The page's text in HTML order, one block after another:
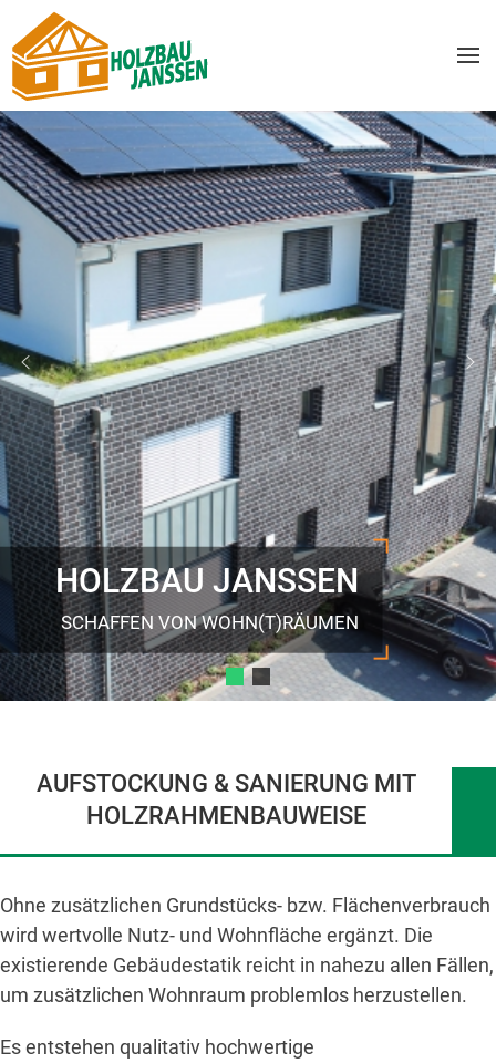
SCHAFFEN VON WOHN(T)RÄUMEN
HOLZBAU JANSSEN
AUFSTOCKUNG & SANIERUNG MIT
HOLZRAHMENBAUWEISE
Ohne zusätzlichen Grundstücks- bzw. Flächenverbrauch
wird wertvolle Nutz- und Wohnfläche ergänzt. Die
existierende Gebäudestatik reicht in nahezu allen Fällen,
um zusätzlichen Wohnraum problemlos herzustellen.
Es entstehen qualitativ hochwertige